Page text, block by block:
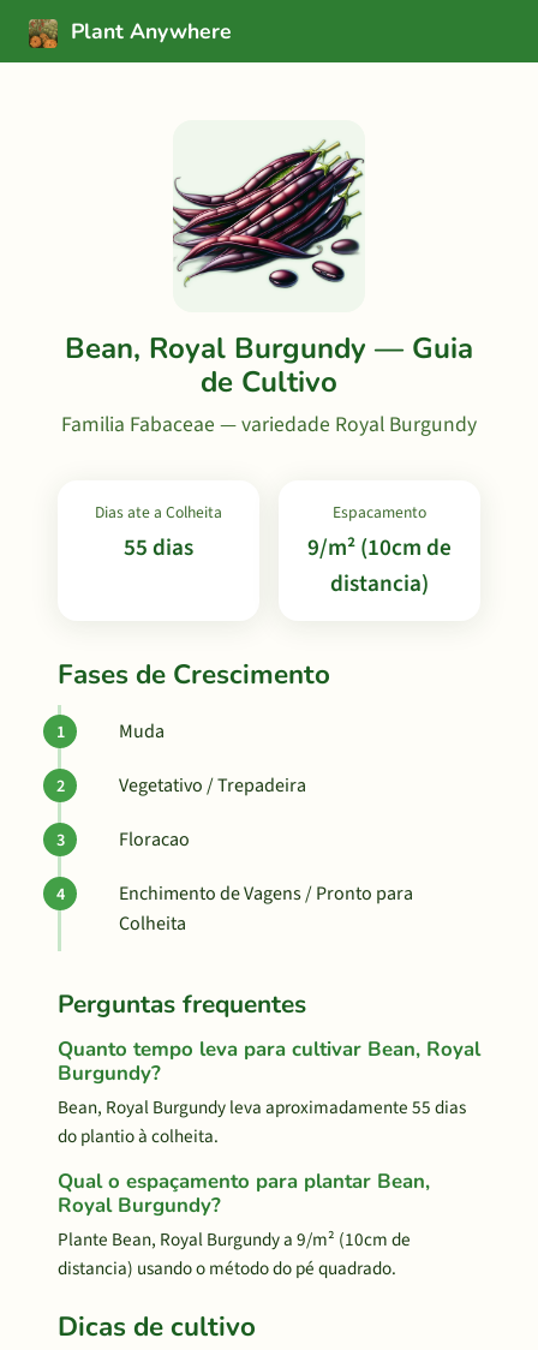
Plant Anywhere
Bean, Royal Burgundy — Guia
de Cultivo
Familia Fabaceae — variedade Royal Burgundy
Dias ate a Colheita
55 dias
Espacamento
9/m² (10cm de
distancia)
Fases de Crescimento
Muda
Vegetativo / Trepadeira
Floracao
Enchimento de Vagens / Pronto para
Colheita
Perguntas frequentes
Quanto tempo leva para cultivar Bean, Royal
Burgundy?
Bean, Royal Burgundy leva aproximadamente 55 dias
do plantio à colheita.
Qual o espaçamento para plantar Bean,
Royal Burgundy?
Plante Bean, Royal Burgundy a 9/m² (10cm de
distancia) usando o método do pé quadrado.
Dicas de cultivo